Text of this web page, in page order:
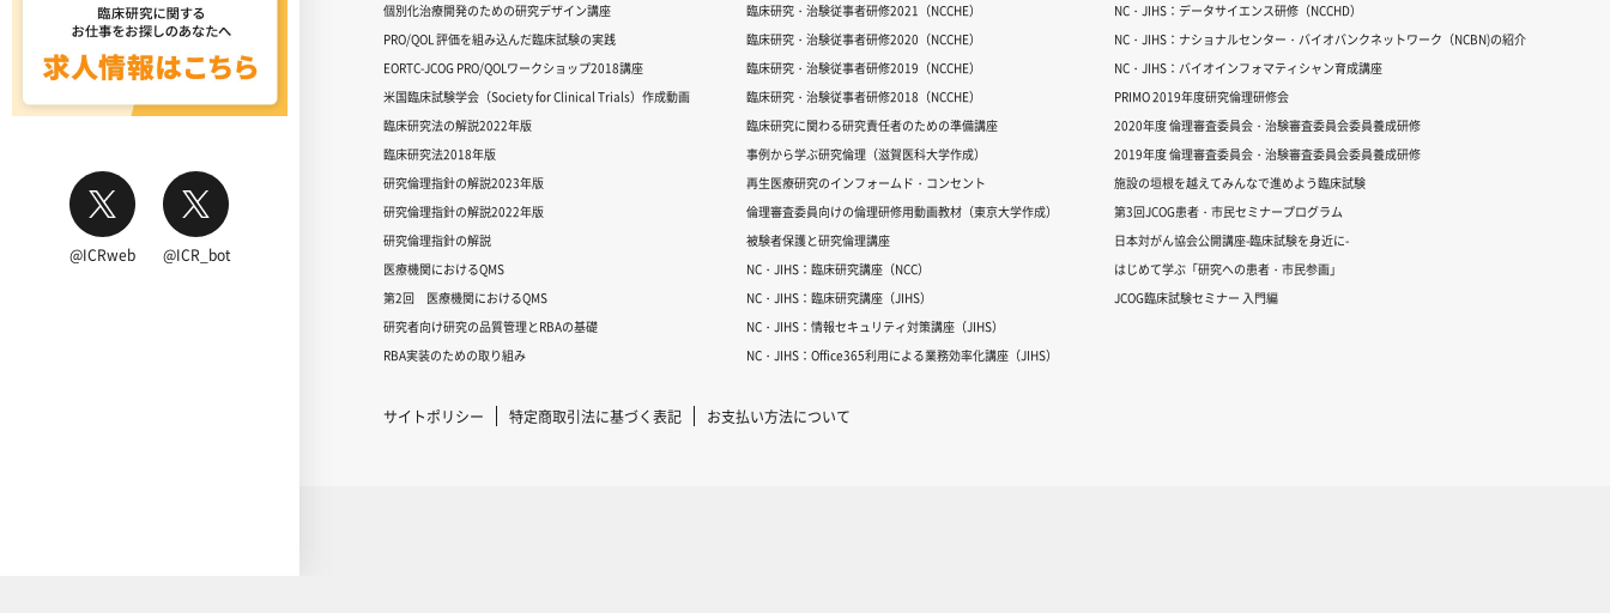
@ICRweb @ICR_bot
個別化治療開発のための研究デザイン講座
PRO/QOL 評価を組み込んだ臨床試験の実践
EORTC-JCOG PRO/QOLワークショップ2018講座
米国臨床試験学会（Society for Clinical Trials）作成動画
臨床研究法の解説2022年版
臨床研究法2018年版
研究倫理指針の解説2023年版
研究倫理指針の解説2022年版
研究倫理指針の解説
医療機関におけるQMS
第2回 医療機関におけるQMS
研究者向け研究の品質管理とRBAの基礎
RBA実装のための取り組み
臨床研究・治験従事者研修2021（NCCHE）
臨床研究・治験従事者研修2020（NCCHE）
臨床研究・治験従事者研修2019（NCCHE）
臨床研究・治験従事者研修2018（NCCHE）
臨床研究に関わる研究責任者のための準備講座
事例から学ぶ研究倫理（滋賀医科大学作成）
再生医療研究のインフォームド・コンセント
倫理審査委員向けの倫理研修用動画教材（東京大学作成）
被験者保護と研究倫理講座
NC・JIHS：臨床研究講座（NCC）
NC・JIHS：臨床研究講座（JIHS）
NC・JIHS：情報セキュリティ対策講座（JIHS）
NC・JIHS：Office365利用による業務効率化講座（JIHS）
NC・JIHS：データサイエンス研修（NCCHD）
NC・JIHS：ナショナルセンター・バイオバンクネットワーク（NCBN)の紹介
NC・JIHS：バイオインフォマティシャン育成講座
PRIMO 2019年度研究倫理研修会
2020年度 倫理審査委員会・治験審査委員会委員養成研修
2019年度 倫理審査委員会・治験審査委員会委員養成研修
施設の垣根を越えてみんなで進めよう臨床試験
第3回JCOG患者・市民セミナープログラム
日本対がん協会公開講座-臨床試験を身近に-
はじめて学ぶ「研究への患者・市民参画」
JCOG臨床試験セミナー 入門編
サイトポリシー 特定商取引法に基づく表記 お支払い方法について